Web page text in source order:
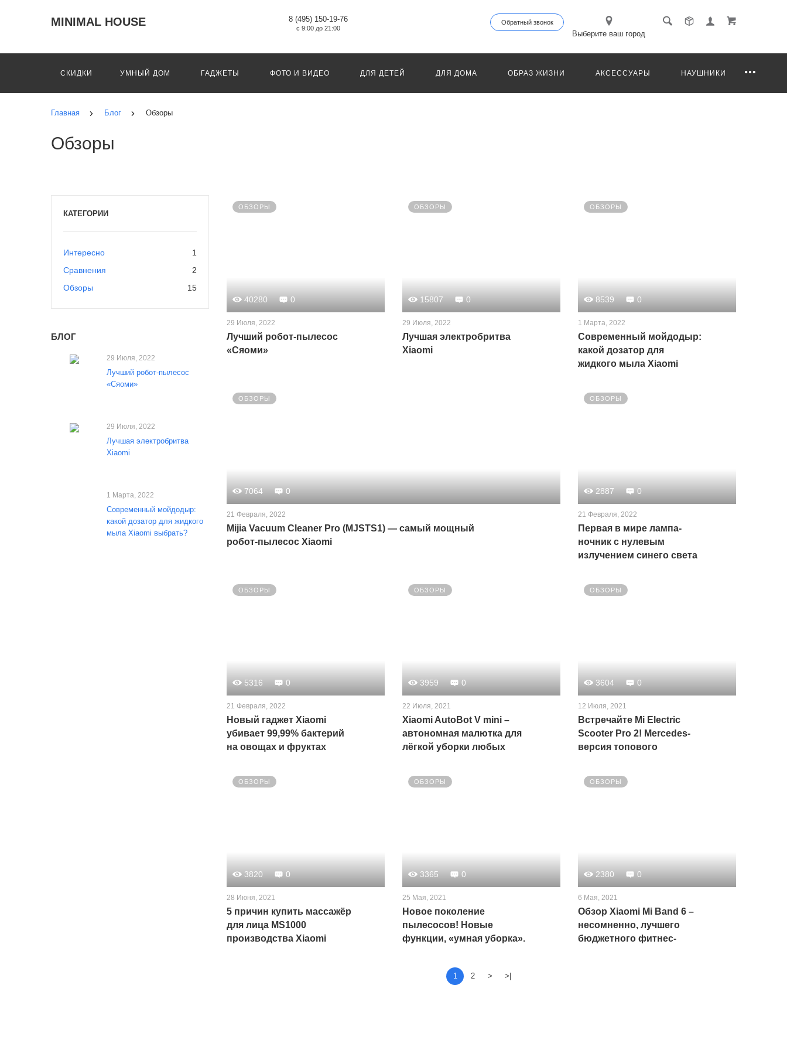
MINIMAL HOUSE 8 (495) 150-19-76
с 9:00 до 21:00
Обратный звонок
Выберите ваш город
СКИДКИ УМНЫЙ ДОМ ГАДЖЕТЫ ФОТО И ВИДЕО ДЛЯ ДЕТЕЙ ДЛЯ ДОМА ОБРАЗ ЖИЗНИ АКСЕССУАРЫ НАУШНИКИ
Главная Блог Обзоры
Обзоры
КАТЕГОРИИ
Интересно
1
Сравнения
2
Обзоры
15
БЛОГ
29 Июля, 2022
Лучший робот-пылесос
«Сяоми»
29 Июля, 2022
Лучшая электробритва
Xiaomi
1 Марта, 2022
Современный мойдодыр:
какой дозатор для жидкого
мыла Xiaomi выбрать?
ОБЗОРЫ
40280 0
29 Июля, 2022
Лучший робот-пылесос
«Сяоми»
ОБЗОРЫ
15807 0
29 Июля, 2022
Лучшая электробритва
Xiaomi
ОБЗОРЫ
8539 0
1 Марта, 2022
Современный мойдодыр:
какой дозатор для
жидкого мыла Xiaomi
ОБЗОРЫ
7064 0
21 Февраля, 2022
Mijia Vacuum Cleaner Pro (MJSTS1) — самый мощный
робот-пылесос Xiaomi
ОБЗОРЫ
2887 0
21 Февраля, 2022
Первая в мире лампа-
ночник с нулевым
излучением синего света
ОБЗОРЫ
5316 0
21 Февраля, 2022
Новый гаджет Xiaomi
убивает 99,99% бактерий
на овощах и фруктах
ОБЗОРЫ
3959 0
22 Июля, 2021
Xiaomi AutoBot V mini –
автономная малютка для
лёгкой уборки любых
ОБЗОРЫ
3604 0
12 Июля, 2021
Встречайте Mi Electric
Scooter Pro 2! Mercedes-
версия топового
компании Xiaomi
ОБЗОРЫ
3820 0
28 Июня, 2021
5 причин купить массажёр
для лица MS1000
производства Xiaomi
ОБЗОРЫ
3365 0
25 Мая, 2021
Новое поколение
пылесосов! Новые
функции, «умная уборка».
Dreame V11
ОБЗОРЫ
2380 0
6 Мая, 2021
Обзор Xiaomi Mi Band 6 –
несомненно, лучшего
бюджетного фитнес-
1 2 > >|